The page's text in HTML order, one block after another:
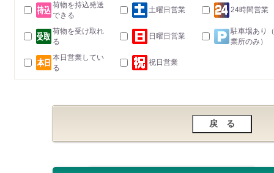
荷物を持込発送
できる
土曜日営業 24時間営業
荷物を受け取れ
る
日曜日営業
駐車場あり
業所のみ）
本日営業してい
る
祝日営業